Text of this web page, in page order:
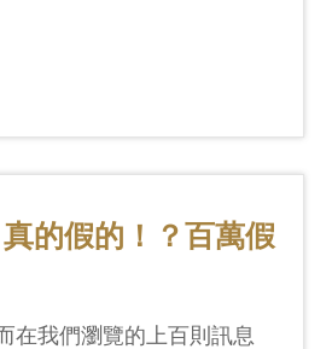
的假的！？百萬假
在我們瀏覽的上百則訊息